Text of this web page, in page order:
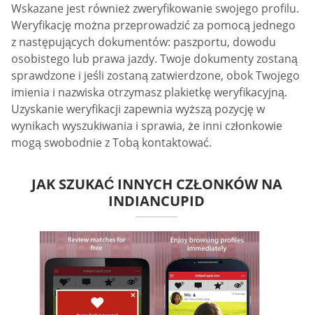
Wskazane jest również zweryfikowanie swojego profilu.
Weryfikację można przeprowadzić za pomocą jednego
z następujących dokumentów: paszportu, dowodu
osobistego lub prawa jazdy. Twoje dokumenty zostaną
sprawdzone i jeśli zostaną zatwierdzone, obok Twojego
imienia i nazwiska otrzymasz plakietkę weryfikacyjną.
Uzyskanie weryfikacji zapewnia wyższą pozycję w
wynikach wyszukiwania i sprawia, że inni członkowie
mogą swobodnie z Tobą kontaktować.
JAK SZUKAĆ INNYCH CZŁONKÓW NA
INDIANCUPID